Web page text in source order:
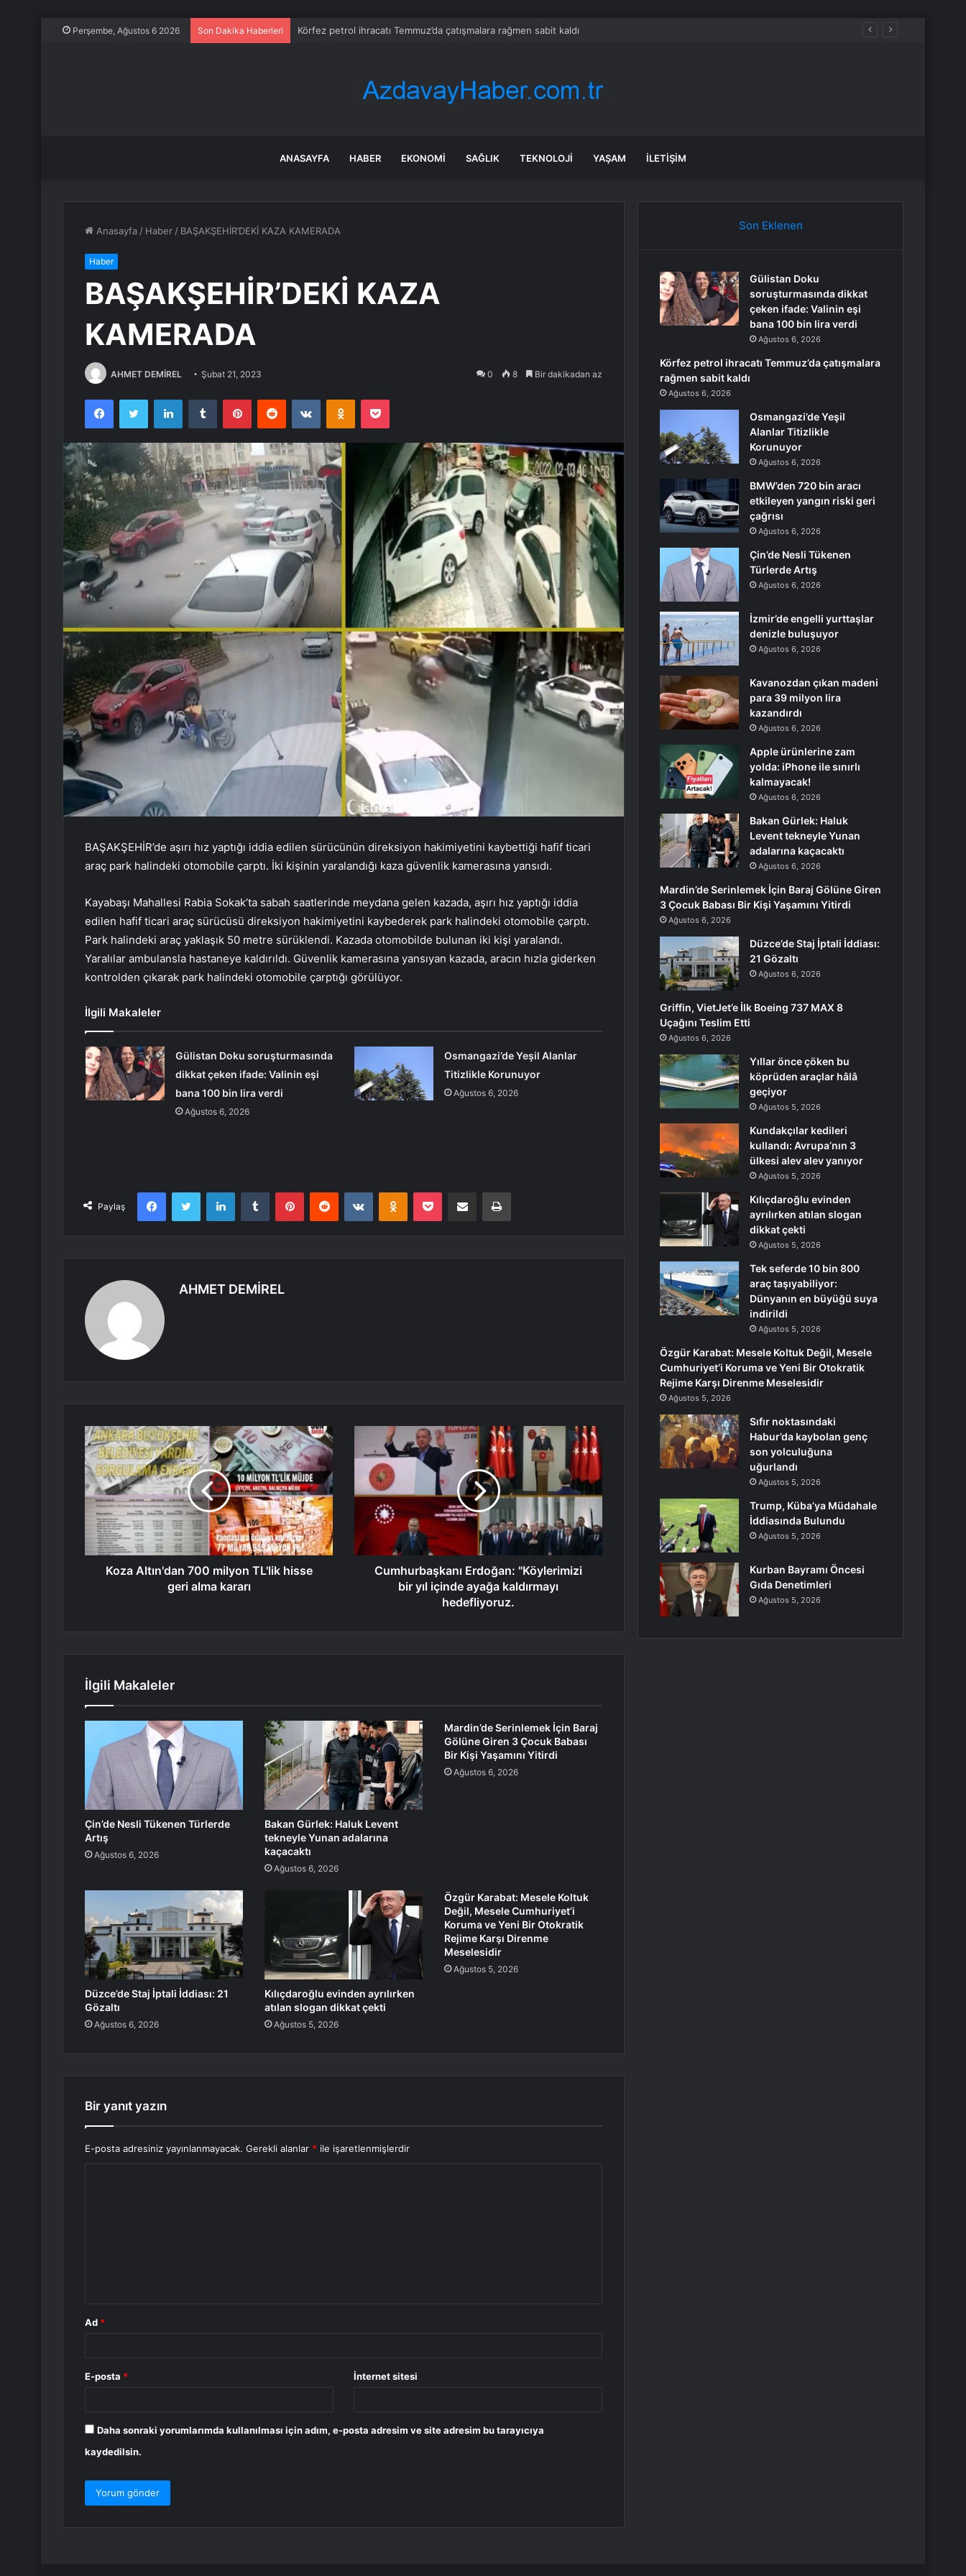
Perşembe, Ağustos 6 2026 Son Dakika Haberleri Körfez petrol ihracatı Temmuz’da çatışmalara rağmen sabit kaldı
ANASAYFA HABER EKONOMI SAĞLIK TEKNOLOJI YAŞAM İLETIŞIM
Anasayfa / Haber / BAŞAKŞEHİR’DEKİ KAZA KAMERADA
Haber
BAŞAKŞEHİR’DEKİ KAZA
KAMERADA
AHMET DEMİREL Şubat 21, 2023 0 8 Bir dakikadan az
FacebookTwitter LinkedInTumblr PinterestReddit VKontakteOdnoklassniki
Pocket
BAŞAKŞEHİR’de aşırı hız yaptığı iddia edilen sürücünün direksiyon hakimiyetini kaybettiği hafif ticari
araç park halindeki otomobile çarptı. İki kişinin yaralandığı kaza güvenlik kamerasına yansıdı.
Kayabaşı Mahallesi Rabia Sokak’ta sabah saatlerinde meydana gelen kazada, aşırı hız yaptığı iddia
edilen hafif ticari araç sürücüsü direksiyon hakimiyetini kaybederek park halindeki otomobile çarptı.
Park halindeki araç yaklaşık 50 metre sürüklendi. Kazada otomobilde bulunan iki kişi yaralandı.
Yaralılar ambulansla hastaneye kaldırıldı. Güvenlik kamerasına yansıyan kazada, aracın hızla giderken
kontrolden çıkarak park halindeki otomobile çarptığı görülüyor.
İlgili Makaleler
Gülistan Doku soruşturmasında
dikkat çeken ifade: Valinin eşi
bana 100 bin lira verdi
Ağustos 6, 2026
Osmangazi’de Yeşil Alanlar
Titizlikle Korunuyor
Ağustos 6, 2026
Paylaş
FacebookTwitter LinkedInTumblr PinterestReddit VKontakteOdnoklassniki
Pocket E-Posta ile paylaş Yazdır
AHMET DEMİREL
Koza Altın'dan 700 milyon TL'lik hisse
geri alma kararı
Cumhurbaşkanı Erdoğan: "Köylerimizi
bir yıl içinde ayağa kaldırmayı
hedefliyoruz.
İlgili Makaleler
Çin’de Nesli Tükenen Türlerde
Artış
Ağustos 6, 2026
Bakan Gürlek: Haluk Levent
tekneyle Yunan adalarına
kaçacaktı
Ağustos 6, 2026
Mardin’de Serinlemek İçin Baraj
Gölüne Giren 3 Çocuk Babası
Bir Kişi Yaşamını Yitirdi
Ağustos 6, 2026
Düzce’de Staj İptali İddiası: 21
Gözaltı
Ağustos 6, 2026
Kılıçdaroğlu evinden ayrılırken
atılan slogan dikkat çekti
Ağustos 5, 2026
Özgür Karabat: Mesele Koltuk
Değil, Mesele Cumhuriyet’i
Koruma ve Yeni Bir Otokratik
Rejime Karşı Direnme
Meselesidir
Ağustos 5, 2026
Bir yanıt yazın
E-posta adresiniz yayınlanmayacak. Gerekli alanlar * ile işaretlenmişlerdir
Ad *
E-posta * İnternet sitesi
Daha sonraki yorumlarımda kullanılması için adım, e-posta adresim ve site adresim bu tarayıcıya
kaydedilsin.
Son Eklenen
Gülistan Doku
soruşturmasında dikkat
çeken ifade: Valinin eşi
bana 100 bin lira verdi
Ağustos 6, 2026
Körfez petrol ihracatı Temmuz’da çatışmalara
rağmen sabit kaldı
Ağustos 6, 2026
Osmangazi’de Yeşil
Alanlar Titizlikle
Korunuyor
Ağustos 6, 2026
BMW’den 720 bin aracı
etkileyen yangın riski geri
çağrısı
Ağustos 6, 2026
Çin’de Nesli Tükenen
Türlerde Artış
Ağustos 6, 2026
İzmir’de engelli yurttaşlar
denizle buluşuyor
Ağustos 6, 2026
Kavanozdan çıkan madeni
para 39 milyon lira
kazandırdı
Ağustos 6, 2026
Apple ürünlerine zam
yolda: iPhone ile sınırlı
kalmayacak!
Ağustos 6, 2026
Bakan Gürlek: Haluk
Levent tekneyle Yunan
adalarına kaçacaktı
Ağustos 6, 2026
Mardin’de Serinlemek İçin Baraj Gölüne Giren
3 Çocuk Babası Bir Kişi Yaşamını Yitirdi
Ağustos 6, 2026
Düzce’de Staj İptali İddiası:
21 Gözaltı
Ağustos 6, 2026
Griffin, VietJet’e İlk Boeing 737 MAX 8
Uçağını Teslim Etti
Ağustos 6, 2026
Yıllar önce çöken bu
köprüden araçlar hâlâ
geçiyor
Ağustos 5, 2026
Kundakçılar kedileri
kullandı: Avrupa’nın 3
ülkesi alev alev yanıyor
Ağustos 5, 2026
Kılıçdaroğlu evinden
ayrılırken atılan slogan
dikkat çekti
Ağustos 5, 2026
Tek seferde 10 bin 800
araç taşıyabiliyor:
Dünyanın en büyüğü suya
indirildi
Ağustos 5, 2026
Özgür Karabat: Mesele Koltuk Değil, Mesele
Cumhuriyet’i Koruma ve Yeni Bir Otokratik
Rejime Karşı Direnme Meselesidir
Ağustos 5, 2026
Sıfır noktasındaki
Habur’da kaybolan genç
son yolculuğuna
uğurlandı
Ağustos 5, 2026
Trump, Küba’ya Müdahale
İddiasında Bulundu
Ağustos 5, 2026
Kurban Bayramı Öncesi
Gıda Denetimleri
Ağustos 5, 2026